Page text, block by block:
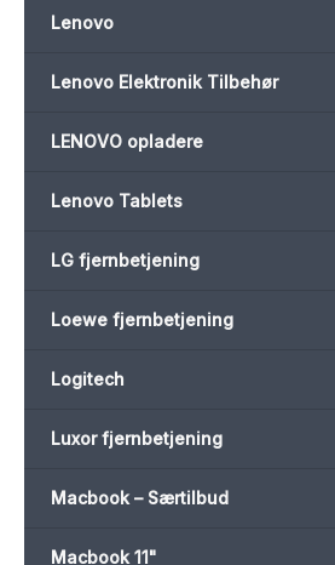
Lenovo
Lenovo Elektronik Tilbehør
LENOVO opladere
Lenovo Tablets
LG fjernbetjening
Loewe fjernbetjening
Logitech
Luxor fjernbetjening
Macbook – Særtilbud
Macbook 11"